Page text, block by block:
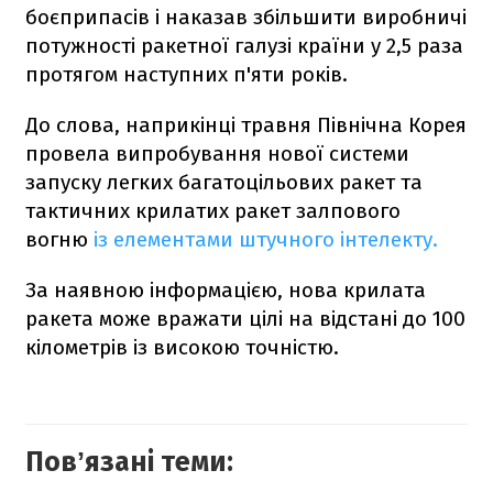
боєприпасів і наказав збільшити виробничі
потужності ракетної галузі країни у 2,5 раза
протягом наступних п'яти років.
До слова, наприкінці травня Північна Корея
провела випробування нової системи
запуску легких багатоцільових ракет та
тактичних крилатих ракет залпового
вогню із елементами штучного інтелекту.
За наявною інформацією, нова крилата
ракета може вражати цілі на відстані до 100
кілометрів із високою точністю.
Повʼязані теми: